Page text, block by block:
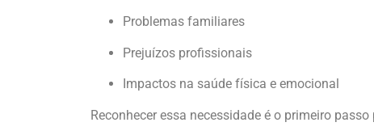
Problemas familiares
Prejuízos profissionais
Impactos na saúde física e emocional
Reconhecer essa necessidade é o primeiro